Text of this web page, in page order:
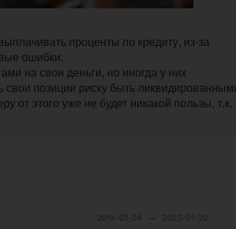
проценты по кредиту, из-за
ошибки.
на свои деньги, но иногда у них
свои позиции риску быть
от этого уже не будет никакой пользы, т.к.